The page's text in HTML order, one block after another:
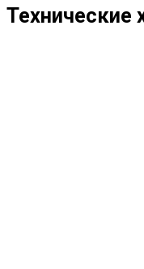
Технические